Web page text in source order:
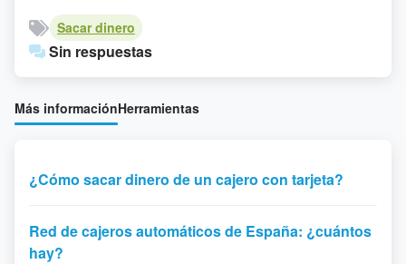
Sacar dinero
Sin respuestas
Más informaciónHerramientas
¿Cómo sacar dinero de un cajero con tarjeta?
Red de cajeros automáticos de España: ¿cuántos
hay?